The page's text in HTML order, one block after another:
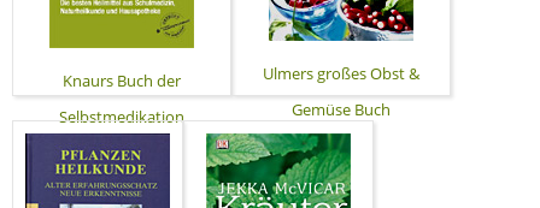
Knaurs Buch der
Selbstmedikation
Ulmers großes Obst &
Gemüse Buch